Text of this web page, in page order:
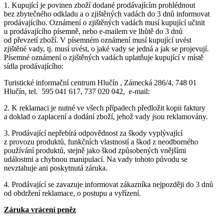
1. Kupující je povinen zboží dodané prodávajícím prohlédnout
bez zbytečného odkladu a o zjištěných vadách do 3 dnů informovat
prodávajícího. Oznámení o zjištěných vadách musí kupující učinit
u prodávajícího písemně, nebo e-mailem ve lhůtě do 3 dnů
od převzetí zboží. V písemném oznámení musí kupující uvést
zjištěné vady, tj. musí uvést, o jaké vady se jedná a jak se projevují.
Písemné oznámení o zjištěných vadách uplatňuje kupující v místě
sídla prodávajícího:
Turistické informační centrum Hlučín , Zámecká 286/4, 748 01
Hlučín, tel. 595 041 617, 737 020 042, e-mail:
2. K reklamaci je nutné ve všech případech předložit kopii faktury
a doklad o zaplacení a dodání zboží, jehož vady jsou reklamovány.
3. Prodávající nepřebírá odpovědnost za škody vyplývající
z provozu produktů, funkčních vlastností a škod z neodborného
používání produktů, stejně jako škod způsobených vnějšími
událostmi a chybnou manipulací. Na vady tohoto původu se
nevztahuje ani poskytnutá záruka.
4. Prodávající se zavazuje informovat zákazníka nejpozději do 3 dnů
od obdržení reklamace, o postupu a vyřízení.
Záruka vrácení peněz